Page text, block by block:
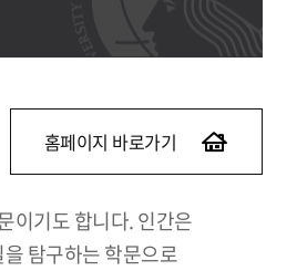
홈페이지 바로가기
이기도 합니다. 인간은
탐구하는 학문으로